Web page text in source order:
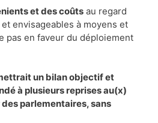
et des coûts au regard
envisageables à moyens et
pas en faveur du déploiement
un bilan objectif et
à plusieurs reprises au(x)
parlementaires, sans